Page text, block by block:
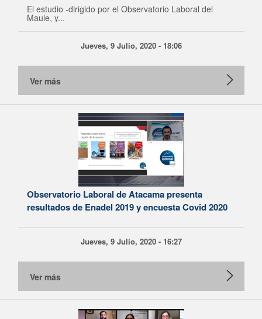
El estudio -dirigido por el Observatorio Laboral del
Maule, y...
Jueves, 9 Julio, 2020 - 18:06
Ver más
Observatorio Laboral de Atacama presenta
resultados de Enadel 2019 y encuesta Covid 2020
Jueves, 9 Julio, 2020 - 16:27
Ver más